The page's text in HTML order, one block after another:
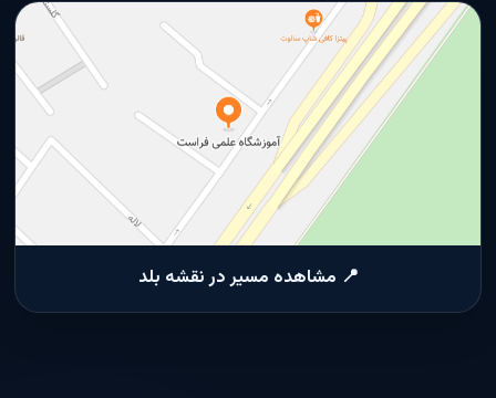
📍 مشاهده مسیر در نقشه بلد